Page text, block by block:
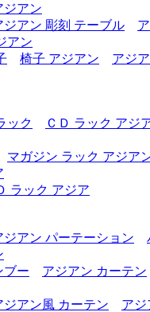
ジアン
ジアン 彫刻 テーブル
アン
椅子 アジアン
アジ
ック
ＣＤ ラック アジ
マガジン ラック アジア
ラック アジア
ジアン パーテーション
ブー
アジアン カーテン
ジアン風 カーテン
アジ